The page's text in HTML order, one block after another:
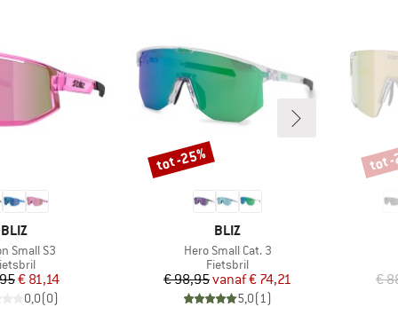
MERK
BLIZ
Small S3
Prijs
Verlaagde prijs
€ 81,14
0,0(0)
MERK
BLIZ
Artikel
Hero Small Cat. 3
Productgroep
Fietsbril
Prijs
€ 98,95 Verlaagde prijs
vanaf€ 74,21
5,0(1)
Korting
tot -25%
€
tot